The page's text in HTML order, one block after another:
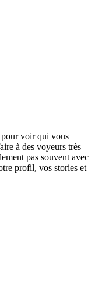
voir qui vous
à des voyeurs très
pas souvent avec
profil, vos stories et